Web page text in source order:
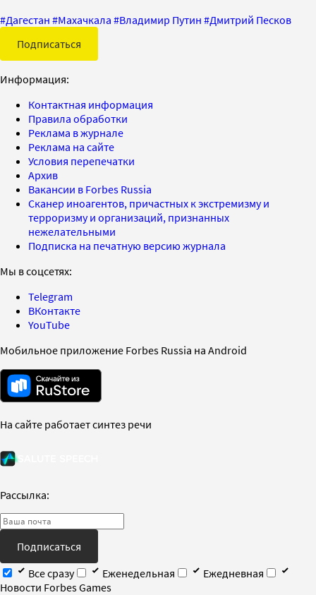
#Дагестан #Махачкала #Владимир Путин #Дмитрий Песков
Подписаться
Информация:
Контактная информация
Правила обработки
Реклама в журнале
Реклама на сайте
Условия перепечатки
Архив
Вакансии в Forbes Russia
Сканер иноагентов, причастных к экстремизму и
терроризму и организаций, признанных
нежелательными
Подписка на печатную версию журнала
Мы в соцсетях:
Telegram
ВКонтакте
YouTube
Мобильное приложение Forbes Russia на Android
На сайте работает синтез речи
Рассылка:
Подписаться
Все сразу
Еженедельная
Ежедневная
Новости Forbes Games